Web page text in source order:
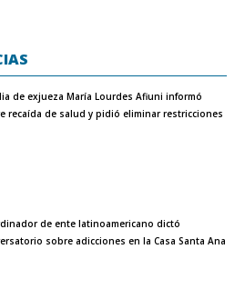
de exjueza María Lourdes Afiuni informó
recaída de salud y pidió eliminar restricciones
de ente latinoamericano dictó
sobre adicciones en la Casa Santa Ana